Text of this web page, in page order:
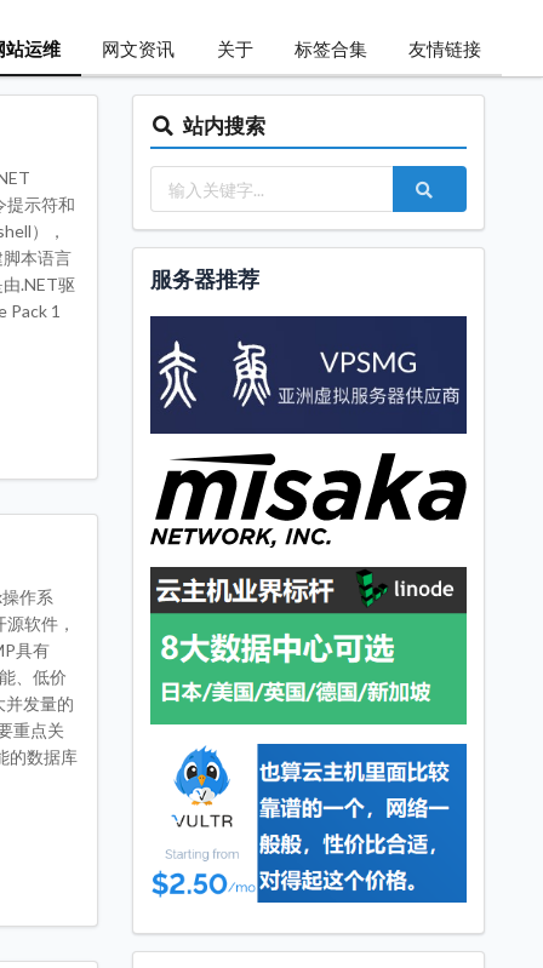
站运维 网文资讯 关于 标签合集 友情链接
提示符和
），
本语言
.NET驱
Pack 1
作系
软件，
具有
、低价
并发量的
重点关
的数据库
站内搜索
服务器推荐